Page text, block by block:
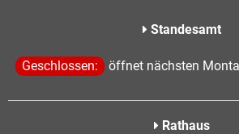
Standesamt
Klicken, um weitere Öffnungs- oder
Geschlossen: öffnet nächsten
Rathaus